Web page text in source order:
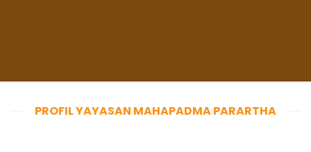
PROFIL YAYASAN MAHAPADMA PARARTHA